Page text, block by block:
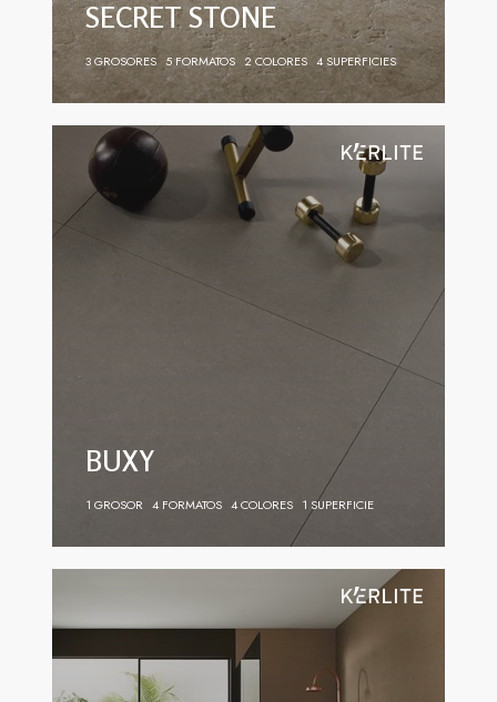
SECRET STONE
3 GROSORES 5 FORMATOS 2 COLORES 4 SUPERFICIES
BUXY
1 GROSOR 4 FORMATOS 4 COLORES 1 SUPERFICIE